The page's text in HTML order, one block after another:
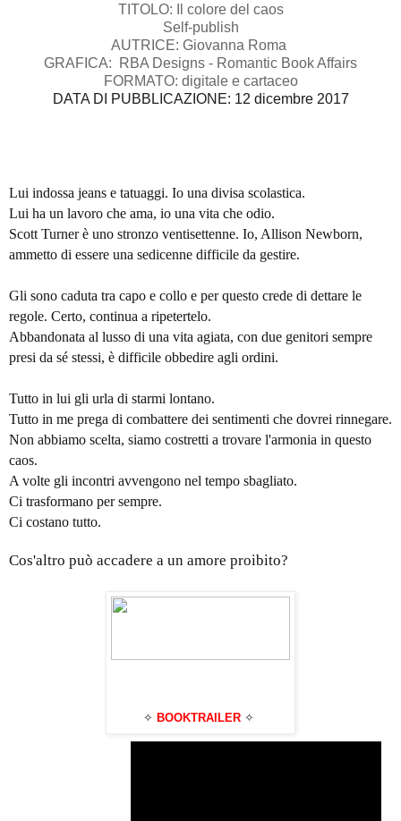
TITOLO: Il colore del caos
Self-publish
AUTRICE: Giovanna Roma
GRAFICA: RBA Designs - Romantic Book Affairs
FORMATO: digitale e cartaceo
DATA DI PUBBLICAZIONE: 12 dicembre 2017
Lui indossa jeans e tatuaggi. Io una divisa scolastica.
Lui ha un lavoro che ama, io una vita che odio.
Scott Turner è uno stronzo ventisettenne. Io, Allison Newborn,
ammetto di essere una sedicenne difficile da gestire.
Gli sono caduta tra capo e collo e per questo crede di dettare le
regole. Certo, continua a ripetertelo.
Abbandonata al lusso di una vita agiata, con due genitori sempre
presi da sé stessi, è difficile obbedire agli ordini.
Tutto in lui gli urla di starmi lontano.
Tutto in me prega di combattere dei sentimenti che dovrei rinnegare.
Non abbiamo scelta, siamo costretti a trovare l'armonia in questo
caos.
A volte gli incontri avvengono nel tempo sbagliato.
Ci trasformano per sempre.
Ci costano tutto.
Cos'altro può accadere a un amore proibito?
✧ BOOKTRAILER ✧